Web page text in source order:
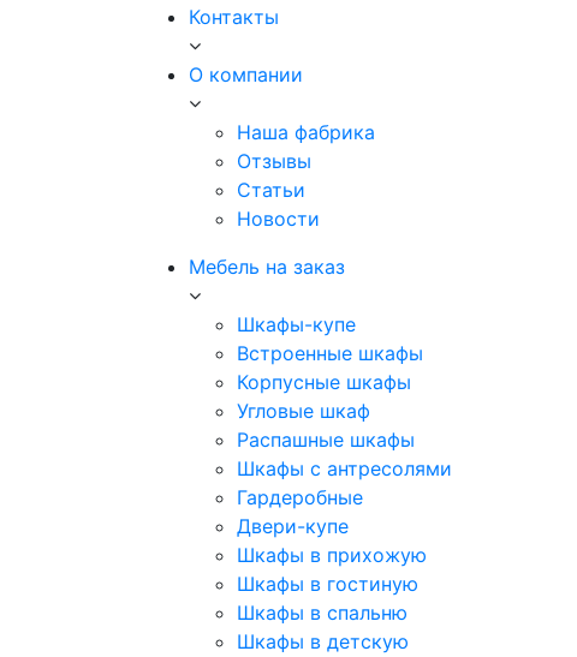
Контакты
О компании
Наша фабрика
Отзывы
Статьи
Новости
Мебель на заказ
Шкафы-купе
Встроенные шкафы
Корпусные шкафы
Угловые шкаф
Распашные шкафы
Шкафы с антресолями
Гардеробные
Двери-купе
Шкафы в прихожую
Шкафы в гостиную
Шкафы в спальню
Шкафы в детскую